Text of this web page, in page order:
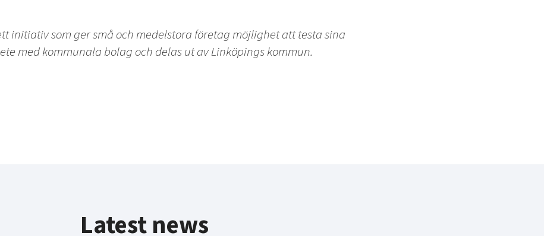
initiativ som ger små och medelstora företag möjlighet att testa sina
med kommunala bolag och delas ut av Linköpings kommun.
Latest news